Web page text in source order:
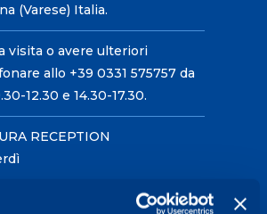
(Varese) Italia.
visita o avere ulteriori
allo +39 0331 575757 da
12.30 e 14.30-17.30.
RECEPTION